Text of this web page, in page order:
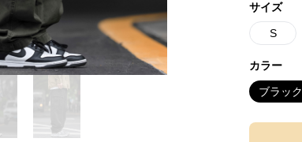
サイズ
S
カラー
ブラック